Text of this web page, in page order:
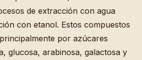
de extracción con agua
con etanol. Estos compuestos
por azúcares
glucosa, arabinosa, galactosa y